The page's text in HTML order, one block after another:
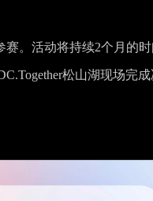
赛。活动将持续2个月的
松山湖现场完